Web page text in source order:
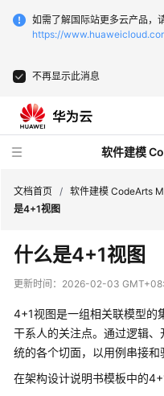
如需了解国际站更多云产品，
https://
不再显示此消息
软件建模
品
介
快
速
门
文档首页 / 软件建模 CodeArts
是4+1视图
什么是4+1视图
更新时间： 2026-02-03
4+1视图是一组相关联模型的
干系人的关注点。通过逻辑
统的各个切面，以用例串接和
在架构设计说明书模板中的